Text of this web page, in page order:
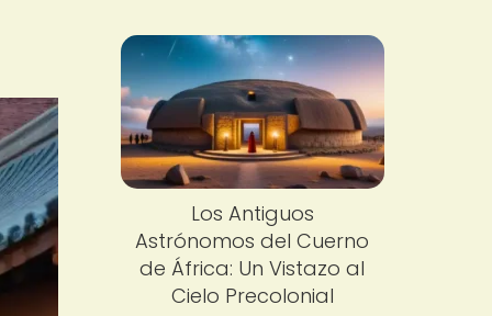
Los Antiguos
Astrónomos del Cuerno
de África: Un Vistazo al
Cielo Precolonial